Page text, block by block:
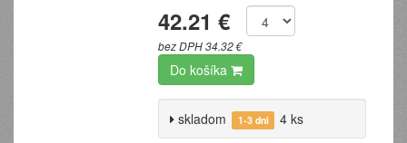
42.21 €
bez DPH 34.32 €
Do košíka
skladom 1-3 dni 4 ks